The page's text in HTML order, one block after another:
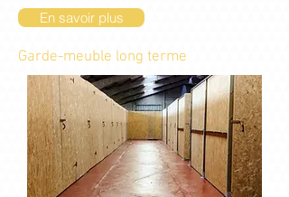
Garde-meuble long terme
En savoir plus